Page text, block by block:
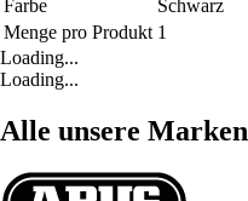
Farbe
Schwarz
Menge pro Produkt 1
Loading...
Loading...
Alle unsere Marken